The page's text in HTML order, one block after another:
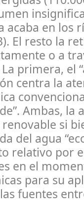
acaba en los
El resto la
o a
primera, el
centra la
Ambas, la
si
del agua
relativo por
en el
para su
fuentes